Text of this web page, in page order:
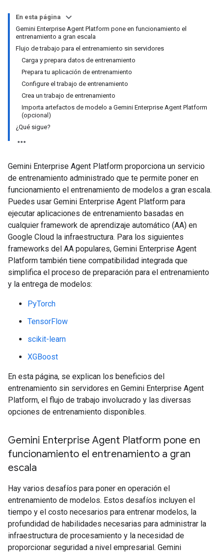
En esta página
Gemini Enterprise Agent Platform pone en funcionamiento el
entrenamiento a gran escala
Flujo de trabajo para el entrenamiento sin servidores
Carga y prepara datos de entrenamiento
Prepara tu aplicación de entrenamiento
Configure el trabajo de entrenamiento
Crea un trabajo de entrenamiento
Importa artefactos de modelo a Gemini Enterprise Agent Platform
(opcional)
¿Qué sigue?
Gemini Enterprise Agent Platform proporciona un servicio
de entrenamiento administrado que te permite poner en
funcionamiento el entrenamiento de modelos a gran escala.
Puedes usar Gemini Enterprise Agent Platform para
ejecutar aplicaciones de entrenamiento basadas en
cualquier framework de aprendizaje automático (AA) en
Google Cloud la infraestructura. Para los siguientes
frameworks del AA populares, Gemini Enterprise Agent
Platform también tiene compatibilidad integrada que
simplifica el proceso de preparación para el entrenamiento
y la entrega de modelos:
PyTorch
TensorFlow
scikit-learn
XGBoost
En esta página, se explican los beneficios del
entrenamiento sin servidores en Gemini Enterprise Agent
Platform, el flujo de trabajo involucrado y las diversas
opciones de entrenamiento disponibles.
Gemini Enterprise Agent Platform pone en
funcionamiento el entrenamiento a gran
escala
Hay varios desafíos para poner en operación el
entrenamiento de modelos. Estos desafíos incluyen el
tiempo y el costo necesarios para entrenar modelos, la
profundidad de habilidades necesarias para administrar la
infraestructura de procesamiento y la necesidad de
proporcionar seguridad a nivel empresarial. Gemini